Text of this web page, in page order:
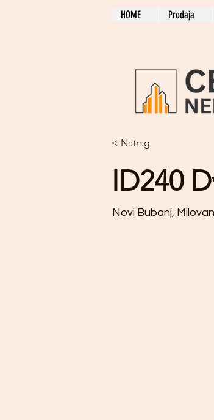
HOME Prodaja
< Natrag
ID240
Novi Bubanj,